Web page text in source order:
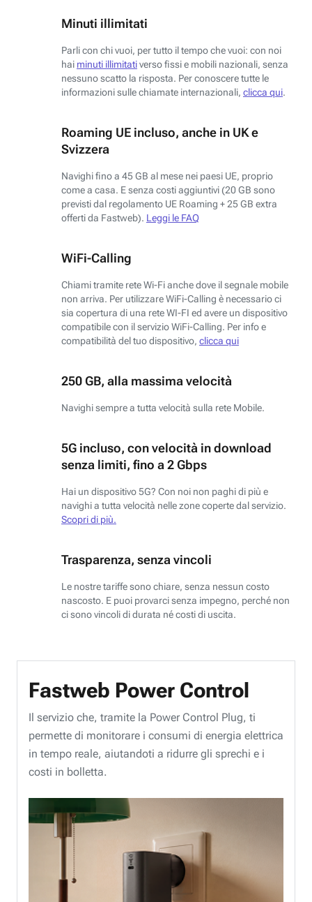
Minuti illimitati
Parli con chi vuoi, per tutto il tempo che vuoi: con noi
hai minuti illimitativerso fissi e mobili nazionali, senza
nessuno scatto la risposta. Per conoscere tutte le
informazioni sulle chiamate internazionali, clicca qui.
Roaming UE incluso, anche in UK e
Svizzera
Navighi fino a 45 GB al mese nei paesi UE, proprio
come a casa. E senza costi aggiuntivi (20 GB sono
previsti dal regolamento UE Roaming + 25 GB extra
offerti da Fastweb). Leggi le FAQ
WiFi-Calling
Chiami tramite rete Wi-Fi anche dove il segnale mobile
non arriva. Per utilizzare WiFi-Calling è necessario ci
sia copertura di una rete WI-FI ed avere un dispositivo
compatibile con il servizio WiFi-Calling. Per info e
compatibilità del tuo dispositivo, clicca qui
250 GB, alla massima velocità
Navighi sempre a tutta velocità sulla rete Mobile.
5G incluso, con velocità in download
senza limiti, fino a 2 Gbps
Hai un dispositivo 5G? Con noi non paghi di più e
navighi a tutta velocità nelle zone coperte dal servizio.
Scopri di più.
Trasparenza, senza vincoli
Le nostre tariffe sono chiare, senza nessun costo
nascosto. E puoi provarci senza impegno, perché non
ci sono vincoli di durata né costi di uscita.
Fastweb Power Control
Il servizio che, tramite la Power Control Plug, ti
permette di monitorare i consumi di energia elettrica
in tempo reale, aiutandoti a ridurre gli sprechi e i
costi in bolletta.